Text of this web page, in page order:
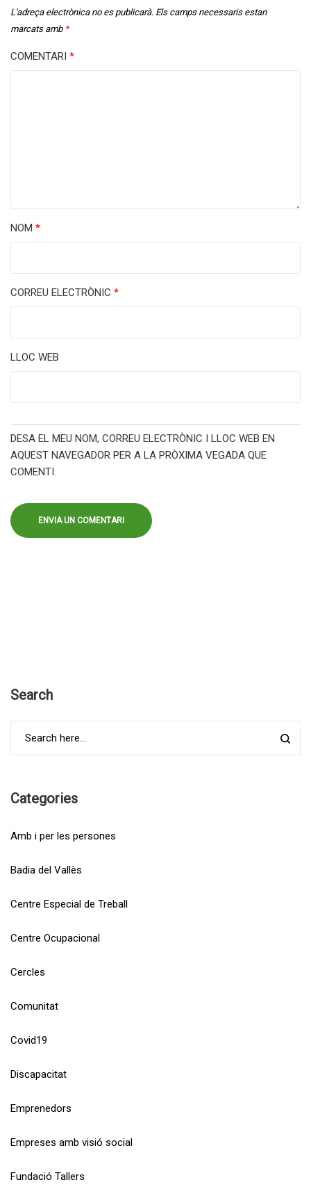
L'adreça electrònica no es publicarà. Els camps necessaris estan
marcats amb *
COMENTARI *
NOM *
CORREU ELECTRÒNIC *
LLOC WEB
DESA EL MEU NOM, CORREU ELECTRÒNIC I LLOC WEB EN
AQUEST NAVEGADOR PER A LA PRÒXIMA VEGADA QUE
COMENTI.
Search
Categories
Amb i per les persones
Badia del Vallès
Centre Especial de Treball
Centre Ocupacional
Cercles
Comunitat
Covid19
Discapacitat
Emprenedors
Empreses amb visió social
Fundació Tallers